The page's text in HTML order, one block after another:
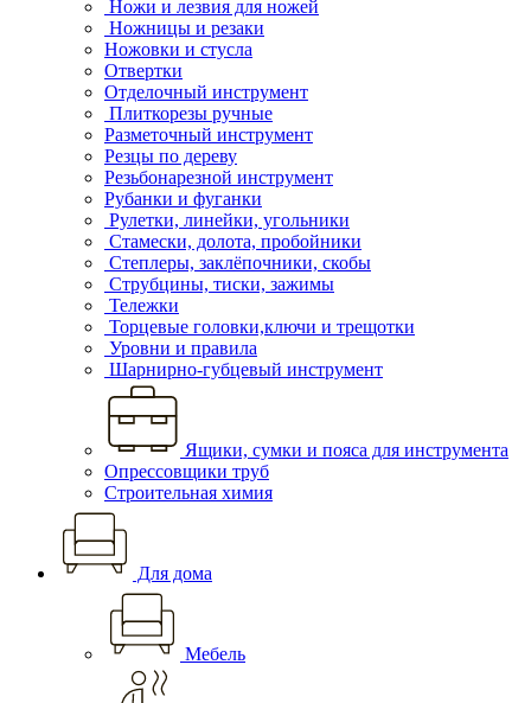
Ножи и лезвия для ножей
Ножницы и резаки
Ножовки и стусла
Отвертки
Отделочный инструмент
Плиткорезы ручные
Разметочный инструмент
Резцы по дереву
Резьбонарезной инструмент
Рубанки и фуганки
Рулетки, линейки, угольники
Стамески, долота, пробойники
Степлеры, заклёпочники, скобы
Струбцины, тиски, зажимы
Тележки
Торцевые головки,ключи и трещотки
Уровни и правила
Шарнирно-губцевый инструмент
Ящики, сумки и пояса для инструмента
Опрессовщики труб
Строительная химия
Для дома
Мебель